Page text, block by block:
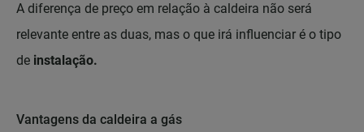
A diferença de preço em relação à caldeira não será
relevante entre as duas, mas o que irá influenciar é o tipo
de instalação.
Vantagens da caldeira a gás